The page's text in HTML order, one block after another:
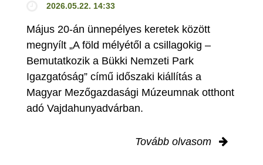
2026.05.22. 14:33
Május 20-án ünnepélyes keretek között
megnyílt „A föld mélyétől a csillagokig –
Bemutatkozik a Bükki Nemzeti Park
Igazgatóság” című időszaki kiállítás a
Magyar Mezőgazdasági Múzeumnak otthont
adó Vajdahunyadvárban.
Tovább olvasom